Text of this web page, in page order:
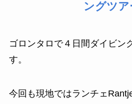
ングツア
ゴロンタロで４日間ダイビン
す。
今回も現地ではランチェ